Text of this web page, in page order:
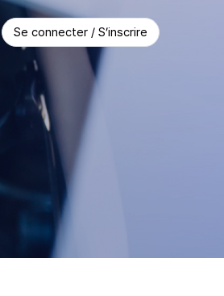
Se connecter / S’inscrire